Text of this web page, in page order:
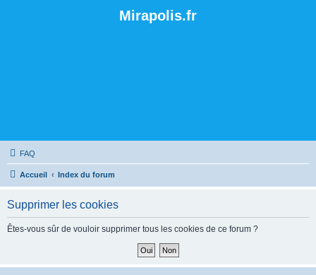
Mirapolis.fr
FAQ
Accueil Index du forum
Supprimer les cookies
Êtes-vous sûr de vouloir supprimer tous les cookies de ce forum ?